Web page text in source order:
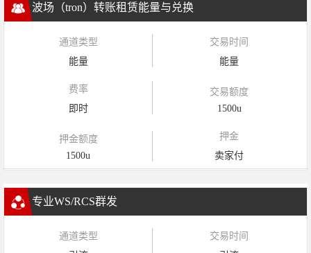
波场（tron）转账租赁能量与兑换
通道类型
能量
交易时间
能量
费率
即时
交易额度
1500u
押金额度
1500u
押金
卖家付
专业WS/RCS群发
通道类型
交易时间